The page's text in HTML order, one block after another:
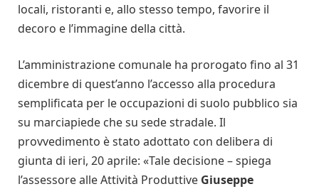
locali, ristoranti e, allo stesso tempo, favorire il
decoro e l’immagine della città.
L’amministrazione comunale ha prorogato fino al 31
dicembre di quest’anno l’accesso alla procedura
semplificata per le occupazioni di suolo pubblico sia
su marciapiede che su sede stradale. Il
provvedimento è stato adottato con delibera di
giunta di ieri, 20 aprile: «Tale decisione – spiega
l’assessore alle Attività Produttive Giuseppe